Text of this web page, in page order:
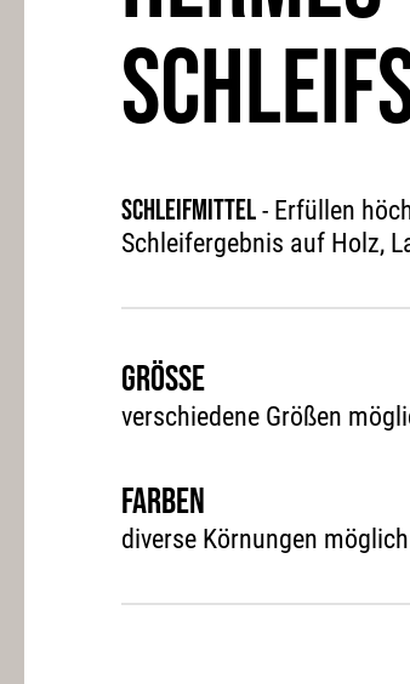
Schleifmittel - Erfüllen
Schleifergebnis auf Holz,
Grösse
verschiedene Größen
Farben
diverse Körnungen möglich